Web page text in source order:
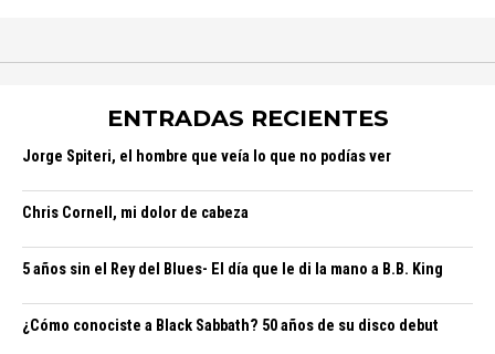
ENTRADAS RECIENTES
Jorge Spiteri, el hombre que veía lo que no podías ver
Chris Cornell, mi dolor de cabeza
5 años sin el Rey del Blues- El día que le di la mano a B.B. King
¿Cómo conociste a Black Sabbath? 50 años de su disco debut